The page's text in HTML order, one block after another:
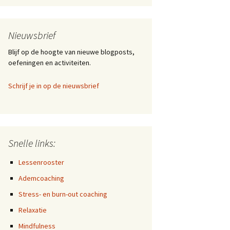
Hoe ga jij om met
tegenslagen?
Hoe ga je om met
‘altijd beter’
Meditatie onder vuur
met stress?
en stress
Nieuwsbrief
Blijf op de hoogte van nieuwe blogposts,
oefeningen en activiteiten.
Schrijf je in op de nieuwsbrief
Snelle links:
Lessenrooster
Ademcoaching
Stress- en burn-out coaching
Relaxatie
Mindfulness